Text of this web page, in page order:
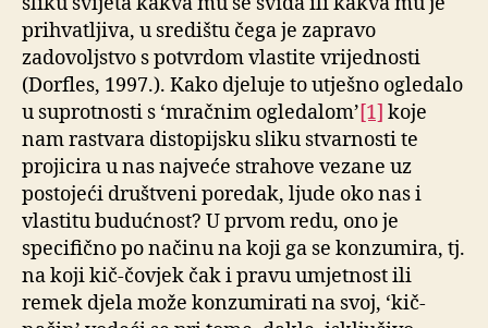
prihvatljiva, u središtu čega je zapravo
zadovoljstvo s potvrdom vlastite vrijednosti
(Dorfles, 1997.). Kako djeluje to utješno ogledalo
u suprotnosti s ‘mračnim ogledalom’[1] koje
nam rastvara distopijsku sliku stvarnosti te
projicira u nas najveće strahove vezane uz
postojeći društveni poredak, ljude oko nas i
vlastitu budućnost? U prvom redu, ono je
specifično po načinu na koji ga se konzumira, tj.
na koji kič-čovjek čak i pravu umjetnost ili
remek djela može konzumirati na svoj, ‘kič-